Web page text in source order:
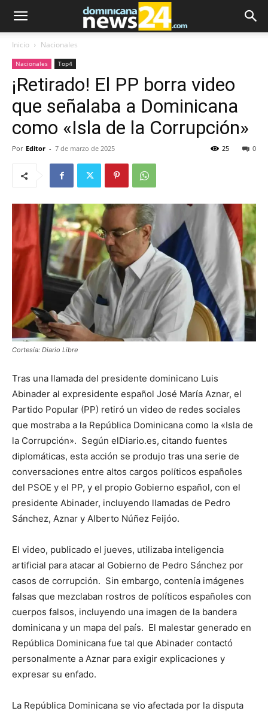
Inicio Nacionales
Nacionales Top4
¡Retirado! El PP borra video
que señalaba a Dominicana
como «Isla de la Corrupción»
Por Editor - 7 de marzo de 2025 0
25
Cortesía: Diario Libre
Tras una llamada del presidente dominicano Luis
Abinader al expresidente español José María Aznar, el
Partido Popular (PP) retiró un video de redes sociales
que mostraba a la República Dominicana como la «Isla de
la Corrupción». Según elDiario.es, citando fuentes
diplomáticas, esta acción se produjo tras una serie de
conversaciones entre altos cargos políticos españoles
del PSOE y el PP, y el propio Gobierno español, con el
presidente Abinader, incluyendo llamadas de Pedro
Sánchez, Aznar y Alberto Núñez Feijóo.
El video, publicado el jueves, utilizaba inteligencia
artificial para atacar al Gobierno de Pedro Sánchez por
casos de corrupción. Sin embargo, contenía imágenes
falsas que mezclaban rostros de políticos españoles con
cuerpos falsos, incluyendo una imagen de la bandera
dominicana y un mapa del país. El malestar generado en
República Dominicana fue tal que Abinader contactó
personalmente a Aznar para exigir explicaciones y
expresar su enfado.
La República Dominicana se vio afectada por la disputa